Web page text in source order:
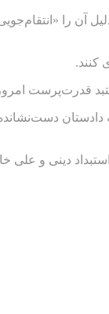
آن را
کنند.
قدرت‌پرست
دادستان
استبداد دینی و